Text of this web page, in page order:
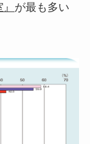
が最も多い